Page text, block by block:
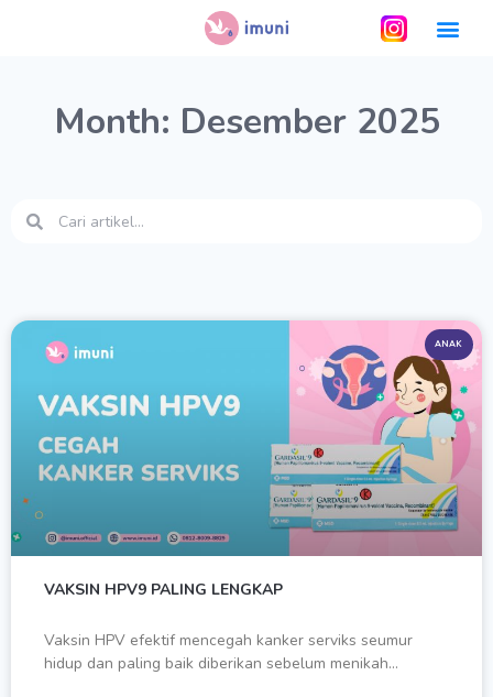
Month: Desember 2025
ANAK
VAKSIN HPV9 PALING LENGKAP
Vaksin HPV efektif mencegah kanker serviks seumur
hidup dan paling baik diberikan sebelum menikah…